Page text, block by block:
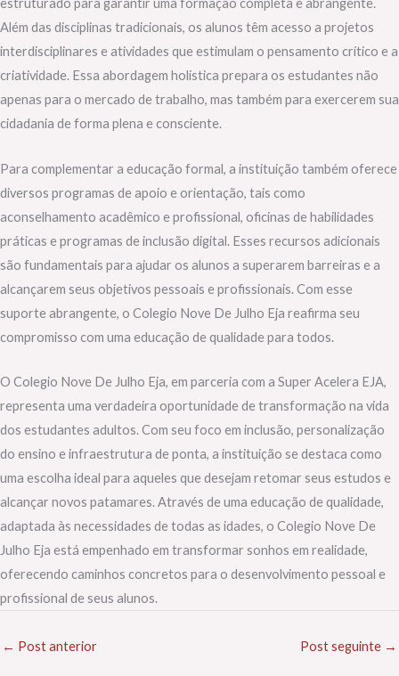
estruturado para garantir uma formação completa e abrangente.
Além das disciplinas tradicionais, os alunos têm acesso a projetos
interdisciplinares e atividades que estimulam o pensamento crítico e a
criatividade. Essa abordagem holística prepara os estudantes não
apenas para o mercado de trabalho, mas também para exercerem sua
cidadania de forma plena e consciente.
Para complementar a educação formal, a instituição também oferece
diversos programas de apoio e orientação, tais como
aconselhamento acadêmico e profissional, oficinas de habilidades
práticas e programas de inclusão digital. Esses recursos adicionais
são fundamentais para ajudar os alunos a superarem barreiras e a
alcançarem seus objetivos pessoais e profissionais. Com esse
suporte abrangente, o Colegio Nove De Julho Eja reafirma seu
compromisso com uma educação de qualidade para todos.
O Colegio Nove De Julho Eja, em parceria com a Super Acelera EJA,
representa uma verdadeira oportunidade de transformação na vida
dos estudantes adultos. Com seu foco em inclusão, personalização
do ensino e infraestrutura de ponta, a instituição se destaca como
uma escolha ideal para aqueles que desejam retomar seus estudos e
alcançar novos patamares. Através de uma educação de qualidade,
adaptada às necessidades de todas as idades, o Colegio Nove De
Julho Eja está empenhado em transformar sonhos em realidade,
oferecendo caminhos concretos para o desenvolvimento pessoal e
profissional de seus alunos.
← Post anterior Post seguinte →